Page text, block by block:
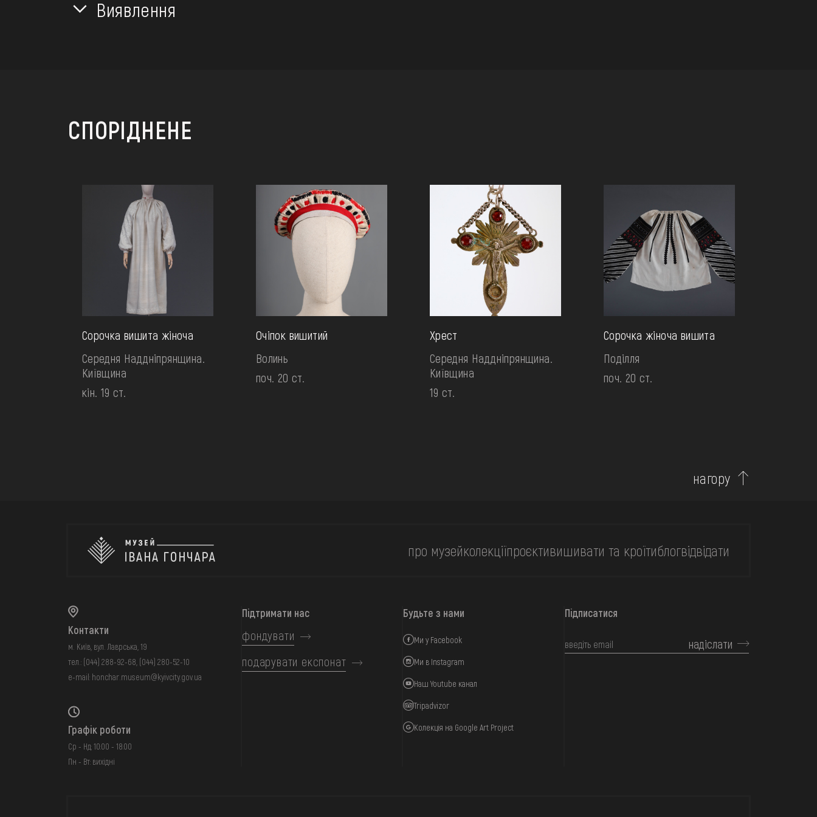
Виявлення
СПОРІДНЕНЕ
Сорочка вишита жіноча
Середня Наддніпрянщина.
Київщина
кін. 19 ст.
Очіпок вишитий
Волинь
поч. 20 ст.
Хрест
Середня Наддніпрянщина.
Київщина
19 ст.
Сорочка жіноча вишита
Поділля
поч. 20 ст.
нагору
про музейколекціїпроєктивишивати та кроїтиблогвідвідати
Контакти
м. Київ, вул. Лаврська, 19
тел.: (044) 288-92-68 (044) 280-52-10
e-mail: honchar.museum@kyivcity.gov.ua
Графік роботи
Ср - Нд: 10:00 - 18:00
Пн - Вт: вихідні
Підтримати нас
фондувати
подарувати експонат
Будьте з нами
Ми у Facebook
Ми в Instagram
Наш Youtube канал
Tripadvizor
Колекція на Google Art Project
Підписатися
надіслати